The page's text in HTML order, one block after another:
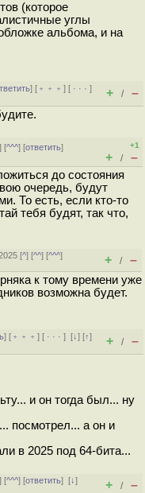
(которое
углы
альбома, и на
] [ ﹢﹢﹢] [ · · ·]
+ / –
] [^^^] [ответить]
+1
+ / –
до состояния
очередь, будут
То есть, если кто-то
тебя будят, так что,
[^] [^^] [^^^]
+ / –
к тому времени уже
возможна будет.
] [ ﹢﹢﹢] [ · · ·][↓] [↑]
+ / –
и он тогда был... ну
посмотрел... а он и
в 2025 под 64-бита...
] [^^^] [ответить][↓]
+ / –